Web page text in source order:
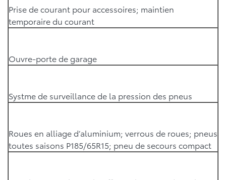
Prise de courant pour accessoires; maintien
temporaire du courant
Ouvre-porte de garage
Systme de surveillance de la pression des pneus
Roues en alliage d’aluminium; verrous de roues; pneus
toutes saisons P185/65R15; pneu de secours compact